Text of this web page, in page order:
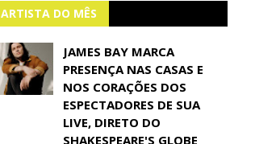
ARTISTA DO MÊS
JAMES BAY MARCA
PRESENÇA NAS CASAS E
NOS CORAÇÕES DOS
ESPECTADORES DE SUA
LIVE, DIRETO DO
SHAKESPEARE'S GLOBE